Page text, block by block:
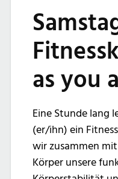
as you
Eine Stunde lang
(er/ihn) ein
wir zusammen
Körper unsere